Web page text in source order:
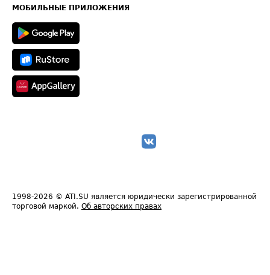
Техническая информация
МОБИЛЬНЫЕ ПРИЛОЖЕНИЯ
1998-2026 © ATI.SU является юридически зарегистрированной
торговой маркой. Об авторских правах